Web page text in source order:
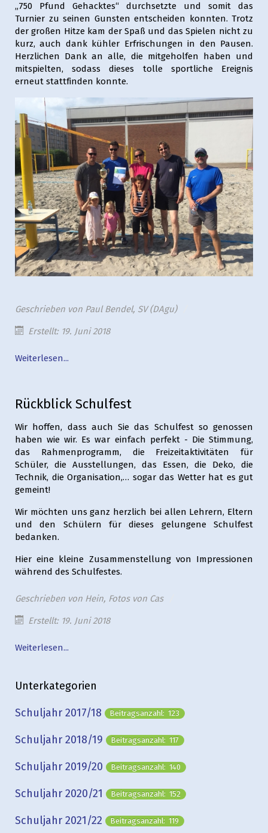
„750 Pfund Gehacktes“ durchsetzte und somit das
Turnier zu seinen Gunsten entscheiden konnten. Trotz
der großen Hitze kam der Spaß und das Spielen nicht zu
kurz, auch dank kühler Erfrischungen in den Pausen.
Herzlichen Dank an alle, die mitgeholfen haben und
mitspielten, sodass dieses tolle sportliche Ereignis
erneut stattfinden konnte.
Geschrieben von Paul Bendel, SV (DAgu)
Erstellt: 19. Juni 2018
Weiterlesen...
Rückblick Schulfest
Wir hoffen, dass auch Sie das Schulfest so genossen
haben wie wir. Es war einfach perfekt - Die Stimmung,
das Rahmenprogramm, die Freizeitaktivitäten für
Schüler, die Ausstellungen, das Essen, die Deko, die
Technik, die Organisation,… sogar das Wetter hat es gut
gemeint!
Wir möchten uns ganz herzlich bei allen Lehrern, Eltern
und den Schülern für dieses gelungene Schulfest
bedanken.
Hier eine kleine Zusammenstellung von Impressionen
während des Schulfestes.
Geschrieben von Hein, Fotos von Cas
Erstellt: 19. Juni 2018
Weiterlesen...
Unterkategorien
Schuljahr 2017/18 Beitragsanzahl: 123
Schuljahr 2018/19 Beitragsanzahl: 117
Schuljahr 2019/20 Beitragsanzahl: 140
Schuljahr 2020/21 Beitragsanzahl: 152
Schuljahr 2021/22 Beitragsanzahl: 119